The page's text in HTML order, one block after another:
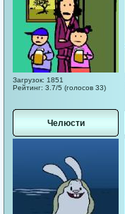
Загрузок: 1851
Рейтинг: 3.7/5 (голосов 33)
Челюсти